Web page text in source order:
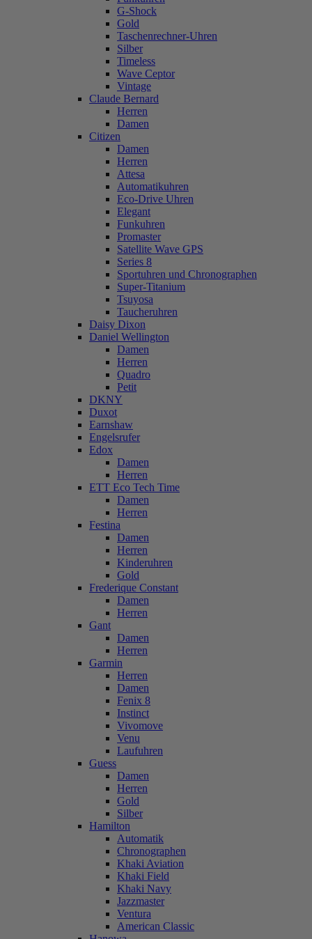
G-Shock
Gold
Taschenrechner-Uhren
Silber
Timeless
Wave Ceptor
Vintage
Claude Bernard
Herren
Damen
Citizen
Damen
Herren
Attesa
Automatikuhren
Eco-Drive Uhren
Elegant
Funkuhren
Promaster
Satellite Wave GPS
Series 8
Sportuhren und Chronographen
Super-Titanium
Tsuyosa
Taucheruhren
Daisy Dixon
Daniel Wellington
Damen
Herren
Quadro
Petit
DKNY
Duxot
Earnshaw
Engelsrufer
Edox
Damen
Herren
ETT Eco Tech Time
Damen
Herren
Festina
Damen
Herren
Kinderuhren
Gold
Frederique Constant
Damen
Herren
Gant
Damen
Herren
Garmin
Herren
Damen
Fenix 8
Instinct
Vivomove
Venu
Laufuhren
Guess
Damen
Herren
Gold
Silber
Hamilton
Automatik
Chronographen
Khaki Aviation
Khaki Field
Khaki Navy
Jazzmaster
Ventura
American Classic